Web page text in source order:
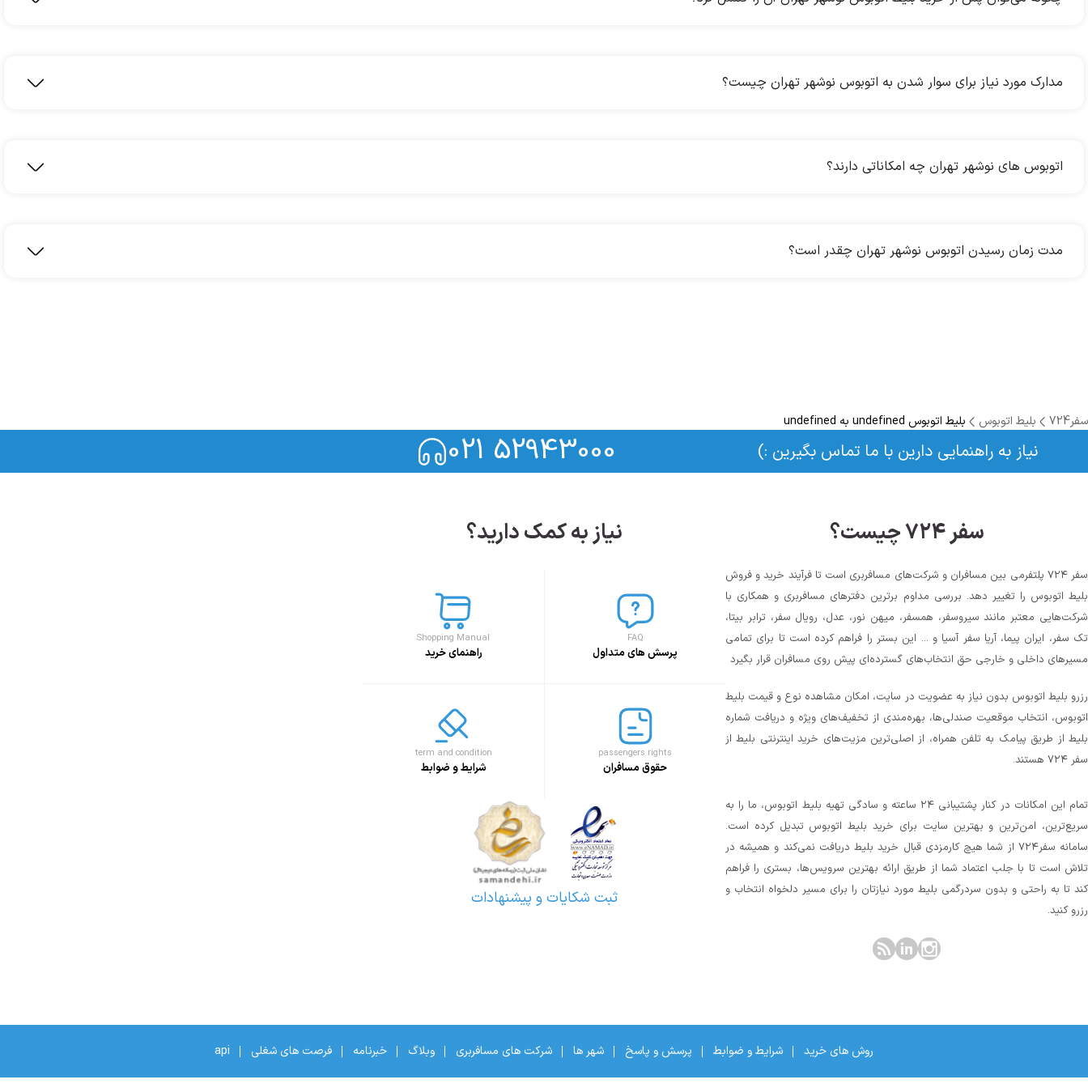
مدارک مورد نیاز برای سوار شدن به اتوبوس نوشهر تهران چیست؟
اتوبوس های نوشهر تهران چه امکاناتی دارند؟
مدت زمان رسیدن اتوبوس نوشهر تهران چقدر است؟
سفر724 بلیط اتوبوس بلیط اتوبوس undefined به undefined
نیاز به راهنمایی دارین با ما تماس بگیرین :) 021 52943000
سفر ۷۲۴ چیست؟
سفر ۷۲۴ پلتفرمی بین مسافران و شرکت‌های مسافربری است تا فرآیند خرید و فروش
بلیط اتوبوس را تغییر دهد. بررسی مداوم برترین دفترهای مسافربری و همکاری با
شرکت‌هایی معتبر مانند سیروسفر، همسفر، میهن‌ نور، عدل، رویال سفر، ترابر بیتا،
تک سفر، ایران پیما، آریا سفر آسیا و ... این بستر را فراهم کرده است تا برای تمامی
مسیرهای داخلی و خارجی حق انتخاب‌های گسترده‌ای پیش روی مسافران قرار بگیرد
رزرو بلیط اتوبوس بدون نیاز به عضویت در سایت، امکان مشاهده نوع و قیمت بلیط
اتوبوس، انتخاب موقعیت صندلی‌ها، بهره‌مندی از تخفیف‌های ویژه و دریافت شماره‌
بلیط از طریق پیامک به تلفن همراه، از اصلی‌ترین مزیت‌های خرید اینترنتی بلیط از
سفر ۷۲۴ هستند.
تمام این امکانات در کنار پشتیبانی‌ ۲۴ ساعته و سادگی تهیه بلیط اتوبوس، ما را به
سریع‌ترین، امن‌ترین و بهترین سایت برای خرید بلیط اتوبوس تبدیل کرده است.
سامانه سفر۷۲۴ از شما هیچ کارمزدی قبال خرید بلیط دریافت نمی‌کند و همیشه در
تلاش است تا با جلب اعتماد شما از طریق ارائه بهترین سرویس‌ها، بستری را فراهم
کند تا به راحتی و بدون سردرگمی بلیط مورد نیازتان را برای مسیر دلخواه انتخاب و
رزرو کنید.
نیاز به کمک دارید؟
FAQ
پرسش های متداول
Shopping Manual
راهنمای خرید
passengers rights
حقوق مسافران
term and condition
شرایط و ضوابط
ثبت شکایات و پیشنهادات
روش های خرید شرایط و ضوابط پرسش و پاسخ شهر ها شرکت های مسافربری وبلاگ خبرنامه فرصت های شغلی api